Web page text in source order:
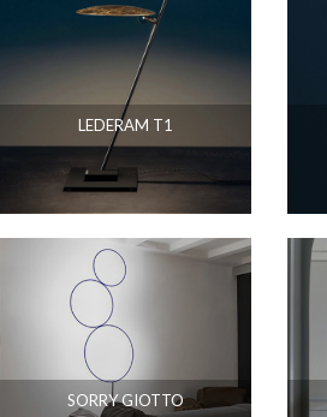
LEDERAM T1
SORRY GIOTTO